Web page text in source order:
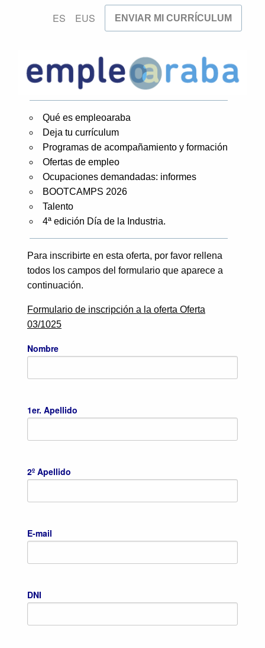
ES EUS ENVIAR MI CURRÍCULUM
Qué es empleoaraba
Deja tu currículum
Programas de acompañamiento y formación
Ofertas de empleo
Ocupaciones demandadas: informes
BOOTCAMPS 2026
Talento
4ª edición Día de la Industria.
Para inscribirte en esta oferta, por favor rellena
todos los campos del formulario que aparece a
continuación.
Formulario de inscripción a la oferta Oferta
03/1025
Nombre
1er. Apellido
2º Apellido
E-mail
DNI